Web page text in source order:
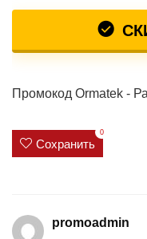
Промокод Ormatek -
Сохранить
0
promoadmin